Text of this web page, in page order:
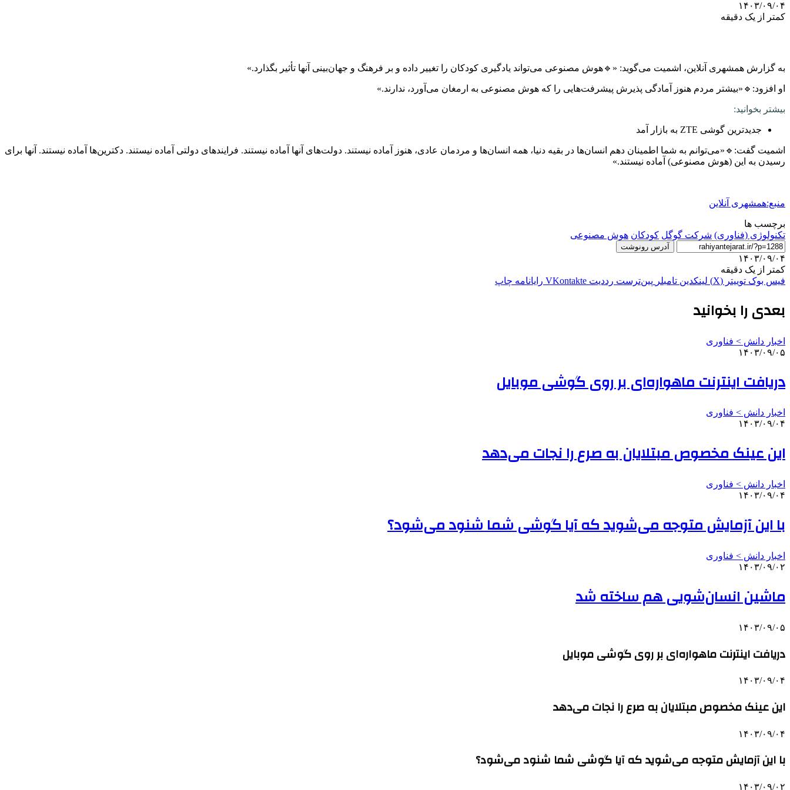
۱۴۰۳/۰۹/۰۴
کمتر از یک دقیقه
به گزارش همشهری آنلاین، اشمیت می‌گوید: «🔹هوش مصنوعی می‌تواند یادگیری کودکان را تغییر داده و بر فرهنگ و جهان‌بینی آنها تأثیر بگذارد.»
او افزود:🔹«بیشتر مردم هنوز آمادگی پذیرش پیشرفت‌هایی را که هوش مصنوعی به ارمغان می‌آورد، ندارند.»
بیشتر بخوانید:
جدیدترین گوشی ZTE به بازار آمد
اشمیت گفت:🔹«می‌توانم به شما اطمینان دهم انسان‌ها در بقیه دنیا، همه انسان‌ها و مردمان عادی، هنوز آماده نیستند. دولت‌های آنها آماده نیستند. فرایندهای دولتی آماده نیستند. دکترین‌ها آماده نیستند. آنها برای
رسیدن به این (هوش مصنوعی) آماده نیستند.»
منبع:همشهری آنلاین
برچسب ها
تکنولوژی (فناوری) شرکت گوگل کودکان هوش مصنوعی
آدرس رونوشت
۱۴۰۳/۰۹/۰۴
کمتر از یک دقیقه
فیس بوک توییتر (X) لینکدین ‫تامبلر ‫پین‌ترست ‫رددیت ‫VKontakte رایانامه چاپ
بعدی را بخوانید
اخبار دانش > فناوری‌
۱۴۰۳/۰۹/۰۵
دریافت اینترنت ماهواره‌ای بر روی گوشی موبایل
اخبار دانش > فناوری‌
۱۴۰۳/۰۹/۰۴
این عینک مخصوص مبتلایان به صرع را نجات می‌دهد
اخبار دانش > فناوری‌
۱۴۰۳/۰۹/۰۴
با این آزمایش متوجه می‌شوید که آیا گوشی شما شنود می‌شود؟
اخبار دانش > فناوری‌
۱۴۰۳/۰۹/۰۲
ماشین انسان‌شویی هم ساخته شد
۱۴۰۳/۰۹/۰۵
دریافت اینترنت ماهواره‌ای بر روی گوشی موبایل
۱۴۰۳/۰۹/۰۴
این عینک مخصوص مبتلایان به صرع را نجات می‌دهد
۱۴۰۳/۰۹/۰۴
با این آزمایش متوجه می‌شوید که آیا گوشی شما شنود می‌شود؟
۱۴۰۳/۰۹/۰۲